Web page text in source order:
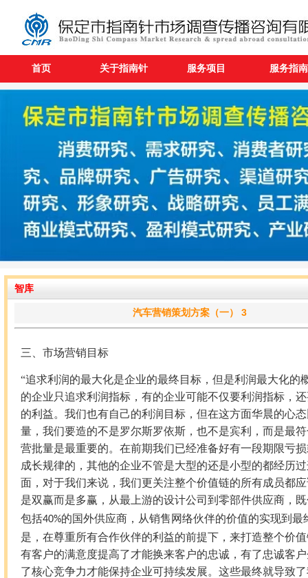
首页 关于指南针 服务项目 服务指南
智库
汽车营销策划方案（一） 3
三、 市场营销目标
“追求利润的最大化是企业的最终目标，但是利润最大化的
的企业只追求利润指标，有的企业可能不仅要利润指标，
的利益。我们也有自己的利润目标，但在这方面华晨的心
量，我们要造的不是罗尔斯罗依斯，也不是宾利，而是最
营批量是最重要的。在前期我们已经准备好有一段期限亏
成长规律的，其他的企业不管是大型的还是小型的都经历
面，对于我们来说，我们更关注整个价值链的所有成员都
是双赢而是多赢，从最上游的设计公司到零部件供应商，
包括40%的国外供应商，从销售网络伙伴的价值的实现到
是，在尊重所有合作伙伴的利益的前提下，来打造整个价
有客户的满意度提高了才能换来客户的忠诚，有了忠诚客
了核心竞争力才能保持企业可持续发展。这些最终就导致